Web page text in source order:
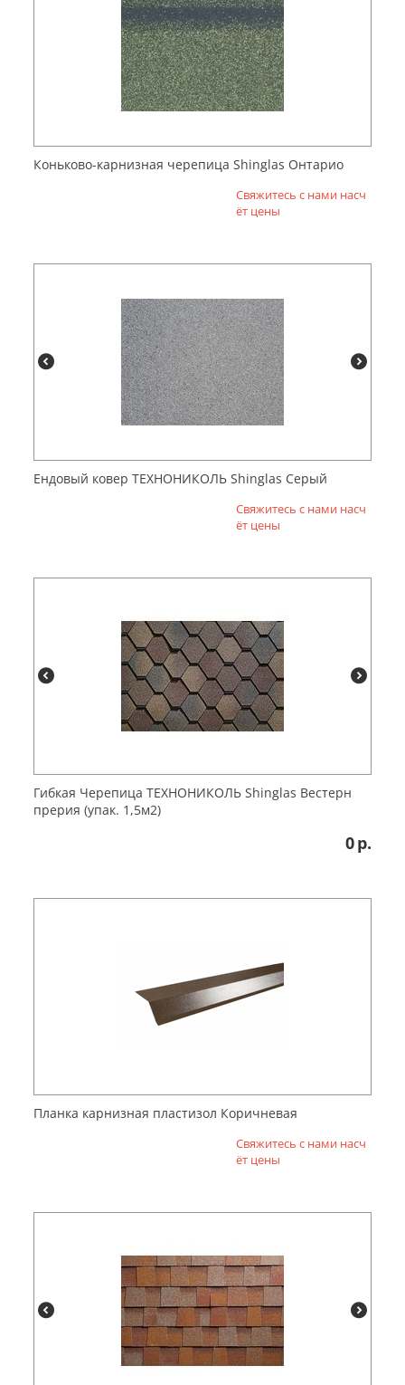
Коньково-карнизная черепица Shinglas Онтарио
Свяжитесь с нами насч
ёт цены
Ендовый ковер ТЕХНОНИКОЛЬ Shinglas Серый
Свяжитесь с нами насч
ёт цены
Гибкая Черепица ТЕХНОНИКОЛЬ Shinglas Вестерн
прерия (упак. 1,5м2)
0р.
Планка карнизная пластизол Коричневая
Свяжитесь с нами насч
ёт цены